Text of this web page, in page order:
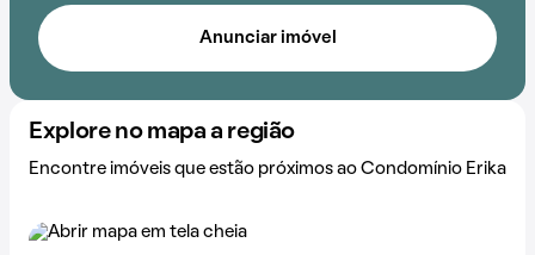
Anunciar imóvel
Explore no mapa a região
Encontre imóveis que estão próximos ao Condomínio Erika